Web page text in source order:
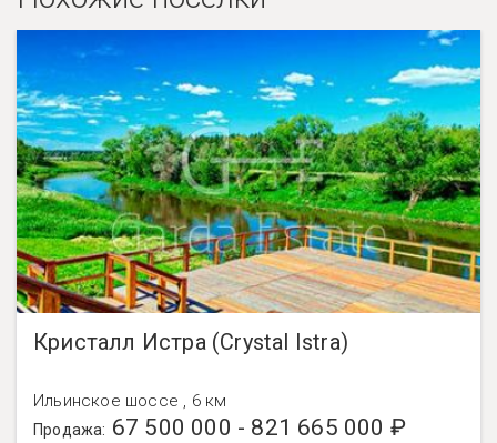
Кристалл Истра (Crystal Istra)
Ильинское шоссе , 6 км
Продажа: 67 500 000 - 821 665 000 ₽